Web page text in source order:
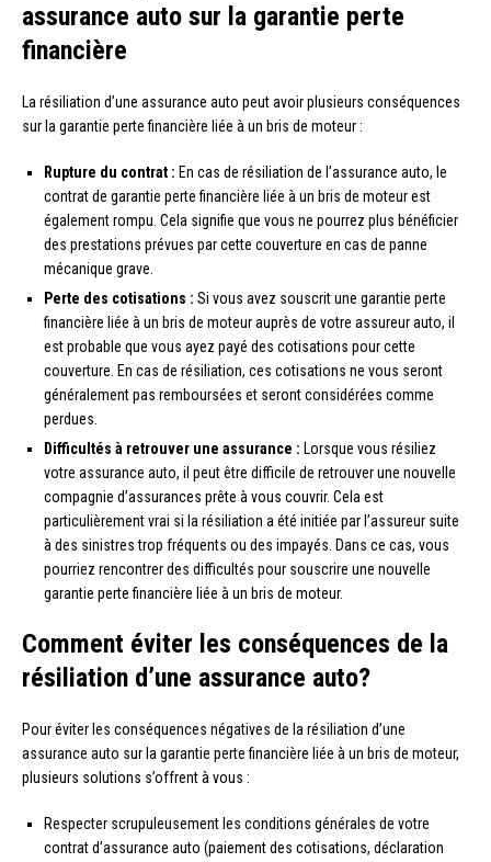
assurance auto sur la garantie perte
financière
La résiliation d’une assurance auto peut avoir plusieurs conséquences
sur la garantie perte financière liée à un bris de moteur :
Rupture du contrat : En cas de résiliation de l’assurance auto, le
contrat de garantie perte financière liée à un bris de moteur est
également rompu. Cela signifie que vous ne pourrez plus bénéficier
des prestations prévues par cette couverture en cas de panne
mécanique grave.
Perte des cotisations : Si vous avez souscrit une garantie perte
financière liée à un bris de moteur auprès de votre assureur auto, il
est probable que vous ayez payé des cotisations pour cette
couverture. En cas de résiliation, ces cotisations ne vous seront
généralement pas remboursées et seront considérées comme
perdues.
Difficultés à retrouver une assurance : Lorsque vous résiliez
votre assurance auto, il peut être difficile de retrouver une nouvelle
compagnie d’assurances prête à vous couvrir. Cela est
particulièrement vrai si la résiliation a été initiée par l’assureur suite
à des sinistres trop fréquents ou des impayés. Dans ce cas, vous
pourriez rencontrer des difficultés pour souscrire une nouvelle
garantie perte financière liée à un bris de moteur.
Comment éviter les conséquences de la
résiliation d’une assurance auto?
Pour éviter les conséquences négatives de la résiliation d’une
assurance auto sur la garantie perte financière liée à un bris de moteur,
plusieurs solutions s’offrent à vous :
Respecter scrupuleusement les conditions générales de votre
contrat d’assurance auto (paiement des cotisations, déclaration